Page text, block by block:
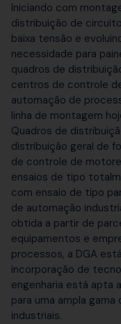
Iniciando com
distribuição de
baixa tensão e
necessidade para
quadros de
centros de controle
automação de
linha de montagem
Quadros de
distribuição geral de
de controle de
ensaios de tipo
com ensaio de tipo
de automação
obtida a partir de
equipamentos e
processos, a DGA
incorporação de
engenharia está apta
para uma ampla
industriais.